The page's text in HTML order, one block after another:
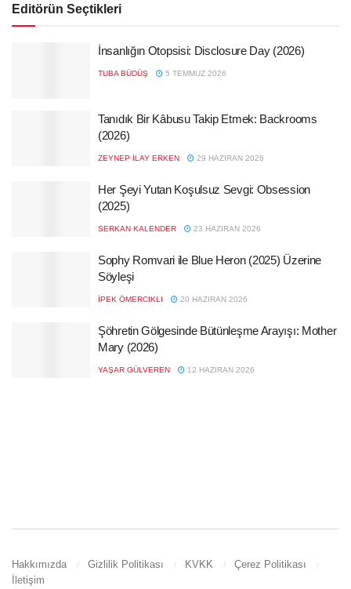
Editörün Seçtikleri
İnsanlığın Otopsisi: Disclosure Day (2026)
TUBA BÜDÜŞ 5 TEMMUZ 2026
Tanıdık Bir Kâbusu Takip Etmek: Backrooms
(2026)
ZEYNEP İLAY ERKEN 29 HAZIRAN 2026
Her Şeyi Yutan Koşulsuz Sevgi: Obsession
(2025)
SERKAN KALENDER 23 HAZIRAN 2026
Sophy Romvari ile Blue Heron (2025) Üzerine
Söyleşi
İPEK ÖMERCIKLI 20 HAZIRAN 2026
Şöhretin Gölgesinde Bütünleşme Arayışı: Mother
Mary (2026)
YAŞAR GÜLVEREN 12 HAZIRAN 2026
Hakkımızda Gizlilik Politikası KVKK
Çerez Politikası
İletişim